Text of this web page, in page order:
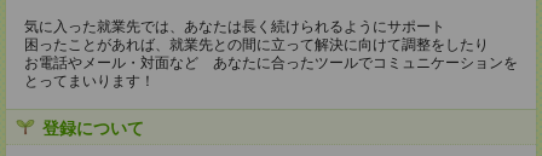
気に入った就業先では、あなたは長く続けられるようにサポート
困ったことがあれば、就業先との間に立って解決に向けて調整をしたり
お電話やメール・対面など あなたに合ったツールでコミュニケーションを
とってまいります！
登録について